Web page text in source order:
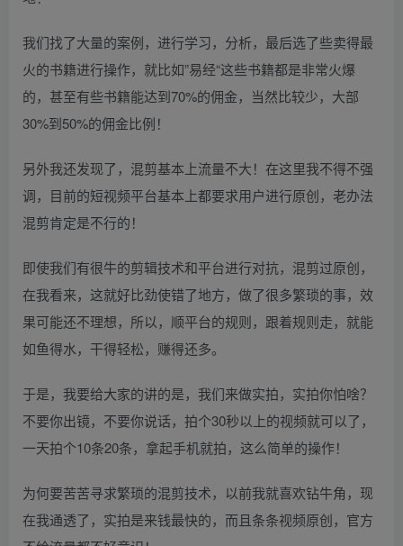
我们找了大量的案例，进行学习，分析，最后选了些卖得最
火的书籍进行操作，就比如”易经“这些书籍都是非常火爆
的，甚至有些书籍能达到70%的佣金，当然比较少，大部
30%到50%的佣金比例！
另外我还发现了，混剪基本上流量不大！在这里我不得不强
调，目前的短视频平台基本上都要求用户进行原创，老办法
混剪肯定是不行的！
即使我们有很牛的剪辑技术和平台进行对抗，混剪过原创，
在我看来，这就好比劲使错了地方，做了很多繁琐的事，效
果可能还不理想，所以，顺平台的规则，跟着规则走，就能
如鱼得水，干得轻松，赚得还多。
于是，我要给大家的讲的是，我们来做实拍，实拍你怕啥？
不要你出镜，不要你说话，拍个30秒以上的视频就可以了，
一天拍个10条20条，拿起手机就拍，这么简单的操作！
为何要苦苦寻求繁琐的混剪技术，以前我就喜欢钻牛角，现
在我通透了，实拍是来钱最快的，而且条条视频原创，官方